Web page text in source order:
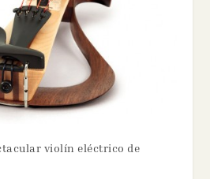
violín eléctrico de